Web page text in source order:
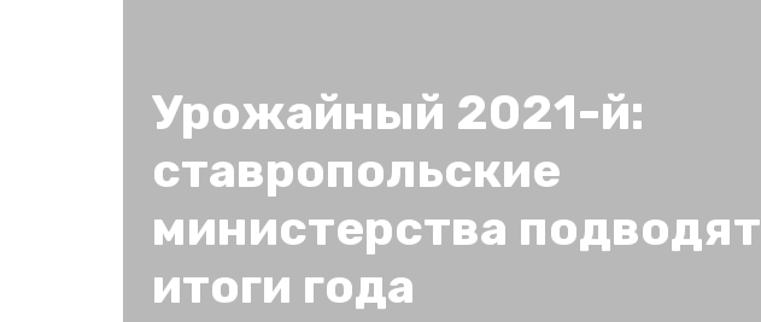
Урожайный 2021-й:
ставропольские
министерства подводят
итоги года